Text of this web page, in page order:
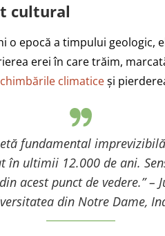
cultural
o epocă a timpului geologic,
erei în care trăim,
climaticeși
fundamental
în ultimii 12.000 de ani.
acest punct de vedere.” –
din Notre Dame,